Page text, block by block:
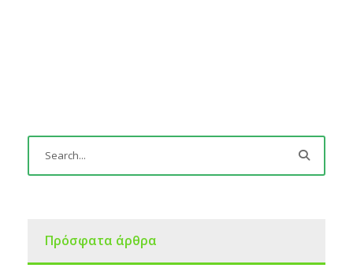
Πρόσφατα άρθρα